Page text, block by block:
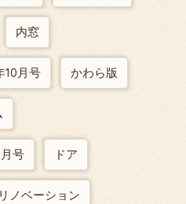
内窓
月号 かわら版
号 ドア
ノベーション